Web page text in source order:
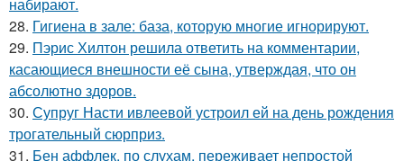
28. Гигиена в зале: база, которую многие игнорируют.
29. Пэрис Хилтон решила ответить на комментарии,
касающиеся внешности её сына, утверждая, что он
абсолютно здоров.
30. Супруг Насти ивлеевой устроил ей на день рождения
трогательный сюрприз.
31. Бен аффлек, по слухам, переживает непростой